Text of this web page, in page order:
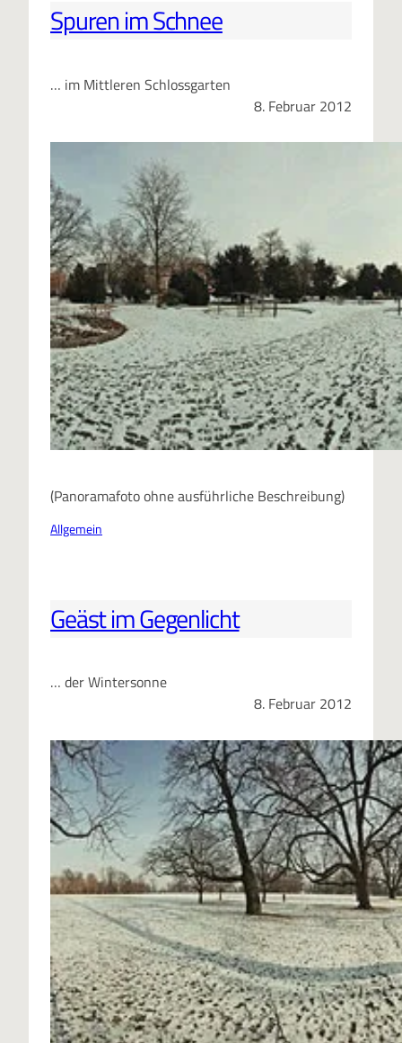
Spuren im Schnee
… im Mittleren Schlossgarten
8. Februar 2012
(Panoramafoto ohne ausführliche Beschreibung)
Allgemein
Geäst im Gegenlicht
… der Wintersonne
8. Februar 2012